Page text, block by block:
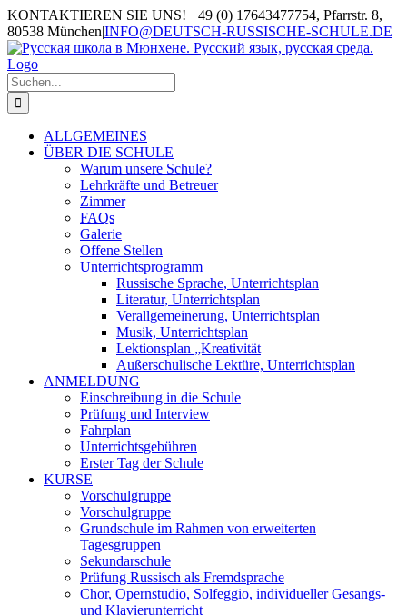
KONTAKTIEREN SIE UNS! +49 (0) 17643477754, Pfarrstr. 8,
80538 München|INFO@DEUTSCH-RUSSISCHE-SCHULE.DE
ALLGEMEINES
ÜBER DIE SCHULE
Warum unsere Schule?
Lehrkräfte und Betreuer
Zimmer
FAQs
Galerie
Offene Stellen
Unterrichtsprogramm
Russische Sprache, Unterrichtsplan
Literatur, Unterrichtsplan
Verallgemeinerung, Unterrichtsplan
Musik, Unterrichtsplan
Lektionsplan „Kreativität
Außerschulische Lektüre, Unterrichtsplan
ANMELDUNG
Einschreibung in die Schule
Prüfung und Interview
Fahrplan
Unterrichtsgebühren
Erster Tag der Schule
KURSE
Vorschulgruppe
Vorschulgruppe
Grundschule im Rahmen von erweiterten
Tagesgruppen
Sekundarschule
Prüfung Russisch als Fremdsprache
Chor, Opernstudio, Solfeggio, individueller Gesangs-
und Klavierunterricht